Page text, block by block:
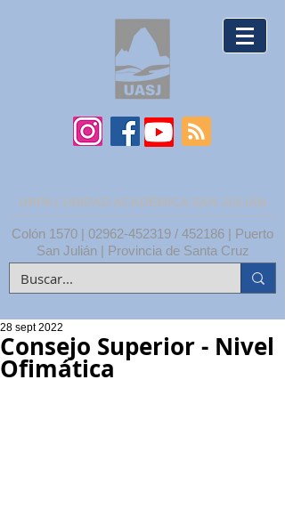
UNPA | UNIDAD ACADÉMICA SAN JULIÁN
Colón 1570 | 02962-452319 / 452186 | Puerto
San Julián | Provincia de Santa Cruz
Consejo Superior - Nivel
Ofimática
28 sept 2022